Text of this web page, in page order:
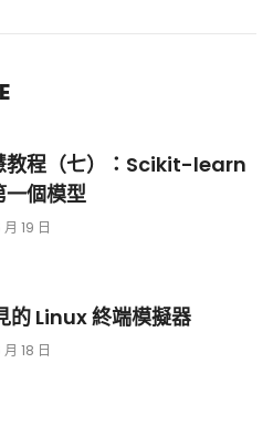
教程（七）：Scikit-learn
一個模型
19 日
的 Linux 終端模擬器
18 日